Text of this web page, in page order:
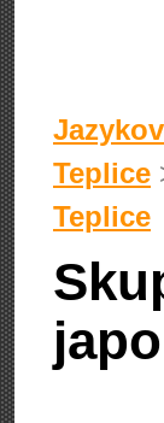
Teplice
Teplice